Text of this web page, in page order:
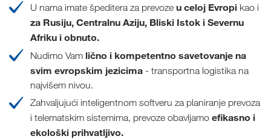
U nama imate špeditera za prevoze u celoj Evropi kao i
za Rusiju, Centralnu Aziju, Bliski Istok i Severnu
Afriku i obnuto.
Nudimo Vam lično i kompetentno savetovanje na
svim evropskim jezicima - transportna logistika na
najvišem nivou.
Zahvaljujući inteligentnom softveru za planiranje prevoza
i telematskim sistemima, prevoze obavljamo efikasno i
ekološki prihvatljivo.